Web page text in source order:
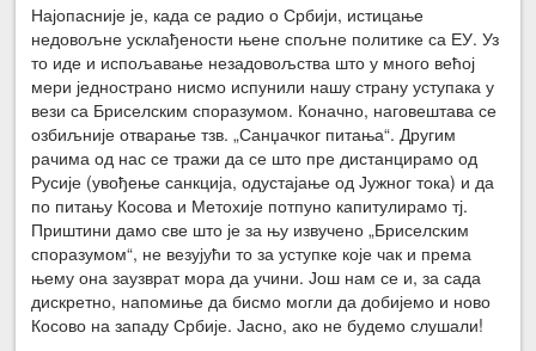
Најопасније је, када се радио о Србији, истицање
недовољне усклађености њене спољне политике са ЕУ. Уз
то иде и испољавање незадовољства што у много већој
мери једнострано нисмо испунили нашу страну уступака у
вези са Бриселским споразумом. Коначно, наговештава се
озбиљније отварање тзв. „Санџачког питања“. Другим
рачима од нас се тражи да се што пре дистанцирамо од
Русије (увођење санкција, одустајање од Јужног тока) и да
по питању Косова и Метохије потпуно капитулирамо тј.
Приштини дамо све што је за њу извучено „Бриселским
споразумом“, не везујући то за уступке које чак и према
њему она заузврат мора да учини. Још нам се и, за сада
дискретно, напомиње да бисмо могли да добијемо и ново
Косово на западу Србије. Јасно, ако не будемо слушали!